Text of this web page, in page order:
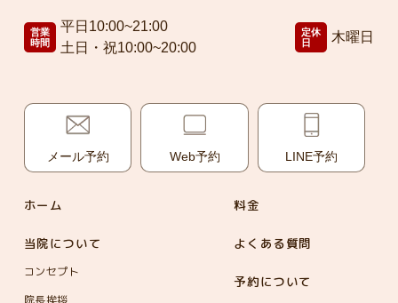
営業
時間
平日10:00~21:00
土日・祝10:00~20:00
定休
日
木曜日
メール予約 Web予約 LINE予約
ホーム
当院について
コンセプト
院長挨拶
料金
よくある質問
予約について